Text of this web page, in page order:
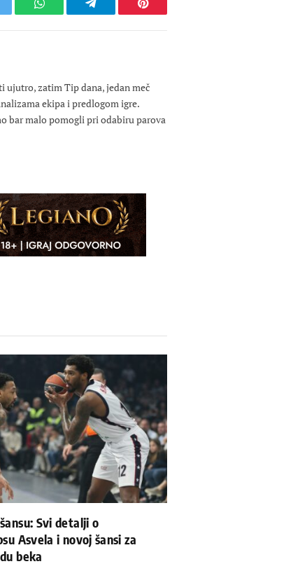
WhatsAppTelegram Pinterest
ujutro, zatim Tip dana, jedan meč
ekipa i predlogom igre.
bar malo pomogli pri odabiru parova
Svi detalji o
Asvela i novoj šansi za
beka